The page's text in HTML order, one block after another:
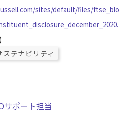
sites/default/files/ftse_blo
ステナビリティ
サポート担当